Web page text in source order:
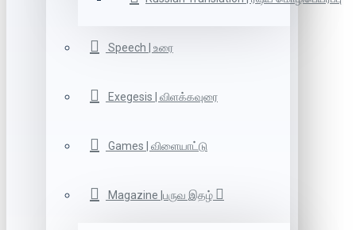
Speech | உரை
Exegesis | விளக்கவுரை
Games | விளையாட்டு
Magazine |பருவ இதழ்